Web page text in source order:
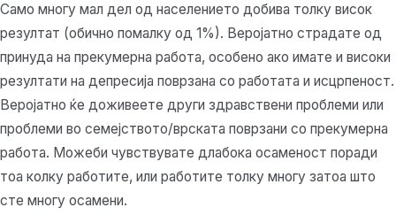
Само многу мал дел од населението добива толку висок
резултат (обично помалку од 1%). Веројатно страдате од
принуда на прекумерна работа, особено ако имате и високи
резултати на депресија поврзана со работата и исцрпеност.
Веројатно ќе доживеете други здравствени проблеми или
проблеми во семејството/врската поврзани со прекумерна
работа. Можеби чувствувате длабока осаменост поради
тоа колку работите, или работите толку многу затоа што
сте многу осамени.